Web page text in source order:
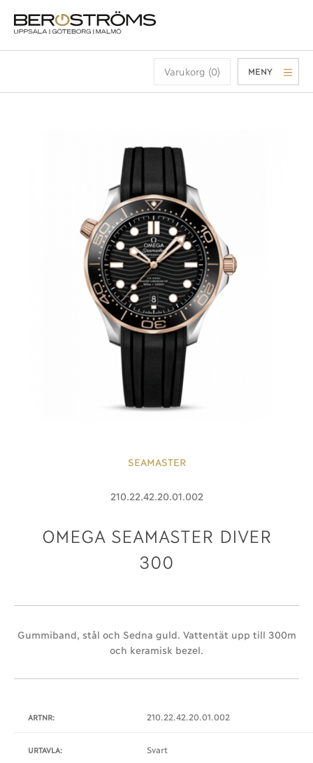
Varukorg (0) MENY
SEAMASTER
210.22.42.20.01.002
OMEGA SEAMASTER DIVER
300
Gummiband, stål och Sedna guld. Vattentät upp till 300m
och keramisk bezel.
ARTNR: 210.22.42.20.01.002
URTAVLA: Svart